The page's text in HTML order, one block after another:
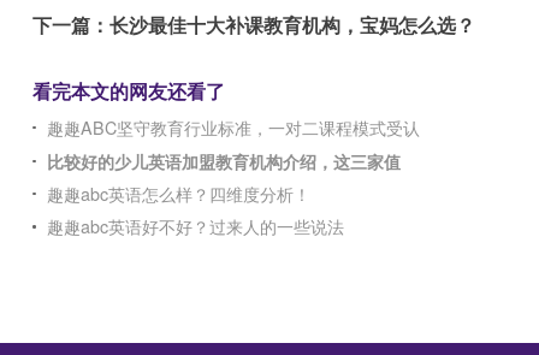
下一篇：长沙最佳十大补课教育机构，宝妈怎么选？
看完本文的网友还看了
趣趣ABC坚守教育行业标准，一对二课程模式受认
比较好的少儿英语加盟教育机构介绍，这三家值
趣趣abc英语怎么样？四维度分析！
趣趣abc英语好不好？过来人的一些说法